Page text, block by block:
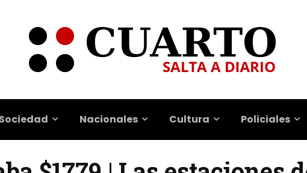
Sociedad Nacionales Cultura Policiales